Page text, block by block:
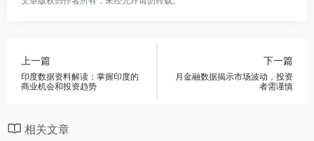
上一篇
印度数据资料解读：掌握印度的
商业机会和投资趋势
下一篇
月金融数据揭示市场波动，投资
者需谨慎
相关文章